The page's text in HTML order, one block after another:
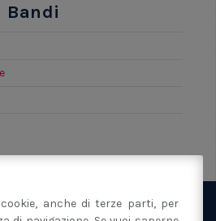
Bandi
anche di terze parti, per